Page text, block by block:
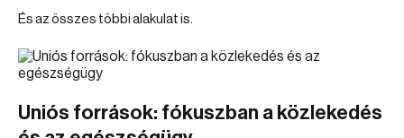
És az összes többi alakulat is.
Uniós források: fókuszban a közlekedés